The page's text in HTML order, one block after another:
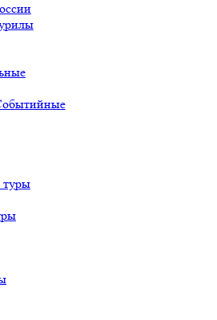
туры